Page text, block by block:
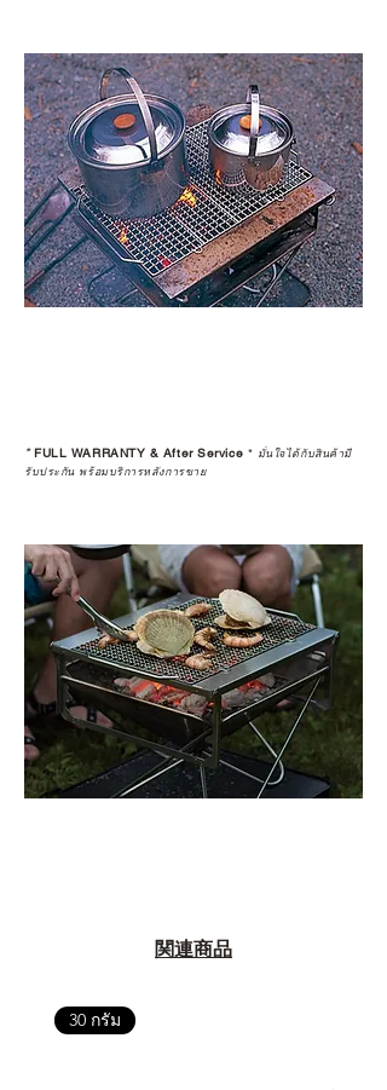
*FULL WARRANTY & After Service * มั่นใจได้กับสินค้ามี
รับประกัน พร้อมบริการหลังการขาย
関連商品
30 กรัม